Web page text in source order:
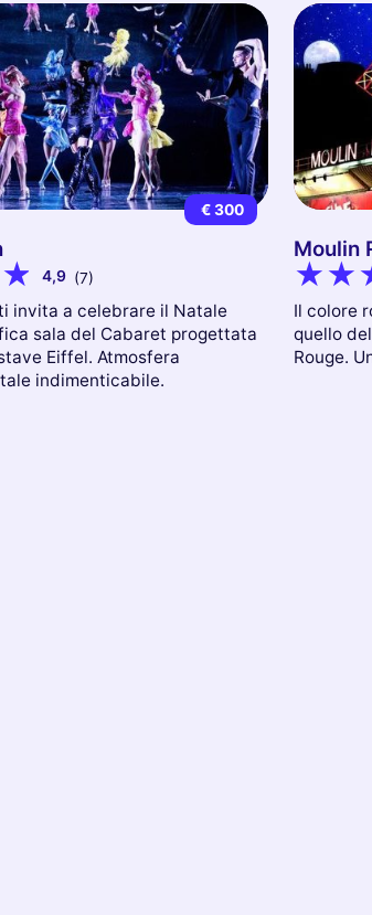
€ 300
4,9 (7)
invita a celebrare il Natale
sala del Cabaret progettata
Eiffel. Atmosfera
indimenticabile.
Moulin
Il colore
quello
Rouge.